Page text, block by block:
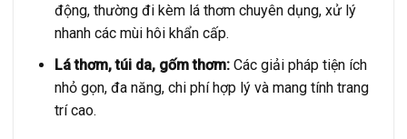
động, thường đi kèm lá thơm chuyên dụng, xử lý
nhanh các mùi hôi khẩn cấp.
Lá thơm, túi da, gốm thơm:Các giải pháp tiện ích
nhỏ gọn, đa năng, chi phí hợp lý và mang tính trang
trí cao.